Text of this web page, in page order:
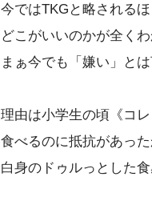
今ではTKGと略される
どこがいいのかが全く
まぁ今でも「嫌い」と
理由は小学生の頃《コ
食べるのに抵抗があった
白身のドゥルっとした